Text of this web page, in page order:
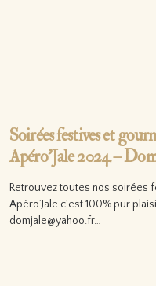
Soirées festives et
Apéro’Jale 2024 –
Retrouvez toutes nos soirées
Apéro’Jale c’est 100% pur
domjale@yahoo.fr…